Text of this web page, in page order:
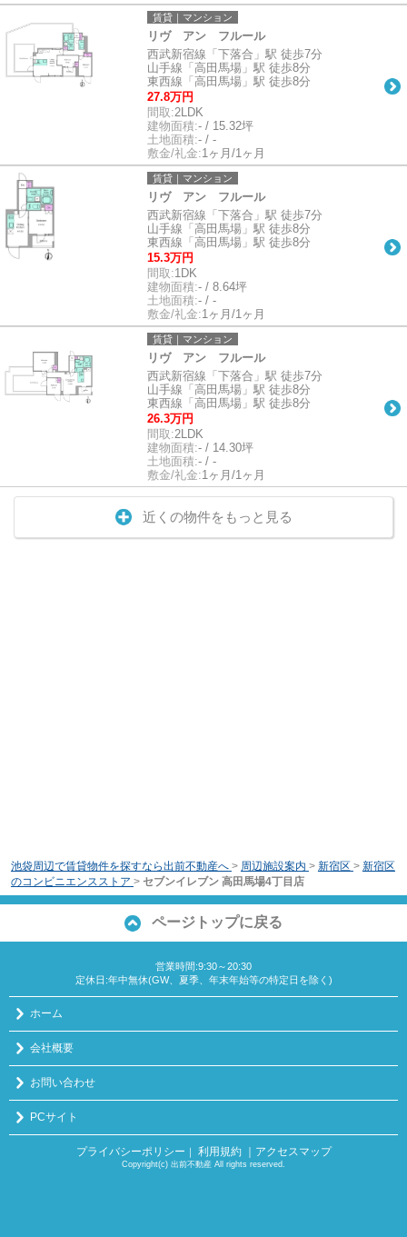
賃貸｜マンション
リヴ アン フルール
西武新宿線「下落合」駅 徒歩7分
山手線「高田馬場」駅 徒歩8分
東西線「高田馬場」駅 徒歩8分
27.8万円
間取:2LDK
建物面積:- / 15.32坪
土地面積:- / -
敷金/礼金:1ヶ月/1ヶ月
賃貸｜マンション
リヴ アン フルール
西武新宿線「下落合」駅 徒歩7分
山手線「高田馬場」駅 徒歩8分
東西線「高田馬場」駅 徒歩8分
15.3万円
間取:1DK
建物面積:- / 8.64坪
土地面積:- / -
敷金/礼金:1ヶ月/1ヶ月
賃貸｜マンション
リヴ アン フルール
西武新宿線「下落合」駅 徒歩7分
山手線「高田馬場」駅 徒歩8分
東西線「高田馬場」駅 徒歩8分
26.3万円
間取:2LDK
建物面積:- / 14.30坪
土地面積:- / -
敷金/礼金:1ヶ月/1ヶ月
近くの物件をもっと見る
池袋周辺で賃貸物件を探すなら出前不動産へ > 周辺施設案内 > 新宿区 > 新宿区
のコンビニエンスストア > セブンイレブン 高田馬場4丁目店
ページトップに戻る
営業時間:9:30～20:30
定休日:年中無休(GW、夏季、年末年始等の特定日を除く)
ホーム
会社概要
お問い合わせ
PCサイト
プライバシーポリシー ｜ 利用規約 ｜アクセスマップ
Copyright(c) 出前不動産 All rights reserved.